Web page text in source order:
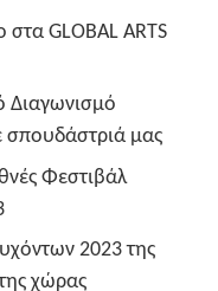
στα GLOBAL ARTS
Διαγωνισμό
σπουδάστριά μας
Φεστιβάλ
2023 της
χώρας